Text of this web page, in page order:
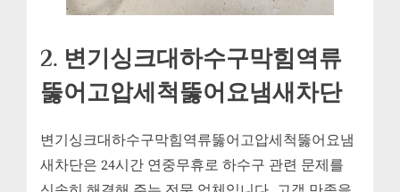
2. 변기싱크대하수구막힘역류
뚫어고압세척뚫어요냄새차단
변기싱크대하수구막힘역류뚫어고압세척뚫어요냄
새차단은 24시간 연중무휴로 하수구 관련 문제를